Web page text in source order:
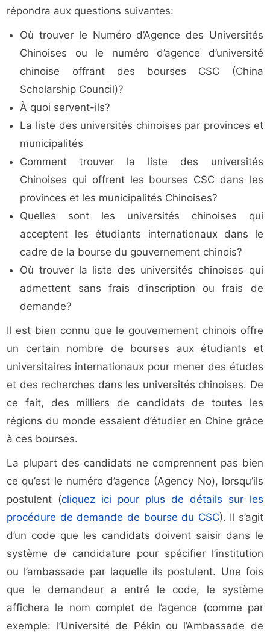
répondra aux questions suivantes:
Où trouver le Numéro d’Agence des Universités
Chinoises ou le numéro d’agence d’université
chinoise offrant des bourses CSC (China
Scholarship Council)?
À quoi servent-ils?
La liste des universités chinoises par provinces et
municipalités
Comment trouver la liste des universités
Chinoises qui offrent les bourses CSC dans les
provinces et les municipalités Chinoises?
Quelles sont les universités chinoises qui
acceptent les étudiants internationaux dans le
cadre de la bourse du gouvernement chinois?
Où trouver la liste des universités chinoises qui
admettent sans frais d’inscription ou frais de
demande?
Il est bien connu que le gouvernement chinois offre
un certain nombre de bourses aux étudiants et
universitaires internationaux pour mener des études
et des recherches dans les universités chinoises. De
ce fait, des milliers de candidats de toutes les
régions du monde essaient d’étudier en Chine grâce
à ces bourses.
La plupart des candidats ne comprennent pas bien
ce qu’est le numéro d’agence (Agency No), lorsqu’ils
postulent (cliquez ici pour plus de détails sur les
procédure de demande de bourse du CSC). Il s’agit
d’un code que les candidats doivent saisir dans le
système de candidature pour spécifier l’institution
ou l’ambassade par laquelle ils postulent. Une fois
que le demandeur a entré le code, le système
affichera le nom complet de l’agence (comme par
exemple: l’Université de Pékin ou l’Ambassade de